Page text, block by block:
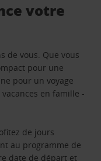
votre
de vous. Que vous
pour une
pour un voyage
en famille -
de jours
au programme de
date de départ et